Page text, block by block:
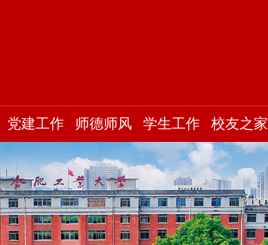
党建工作 师德师风 学生工作 校友之家